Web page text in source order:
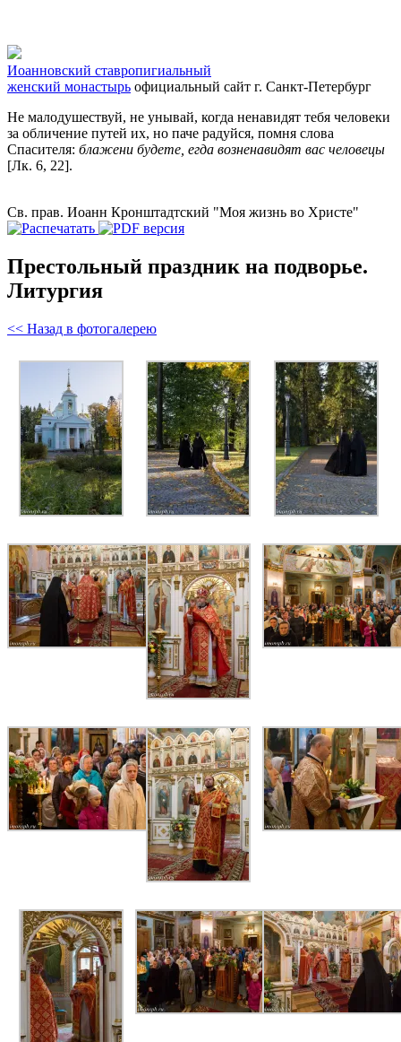
Иоанновский ставропигиальный
женский монастырь официальный сайт г. Санкт-Петербург
Не малодушествуй, не унывай, когда ненавидят тебя человеки
за обличение путей их, но паче радуйся, помня слова
Спасителя: блажени будете, егда возненавидят вас человецы
[Лк. 6, 22].
Св. прав. Иоанн Кронштадтский "Моя жизнь во Христе"
Престольный праздник на подворье.
Литургия
<< Назад в фотогалерею